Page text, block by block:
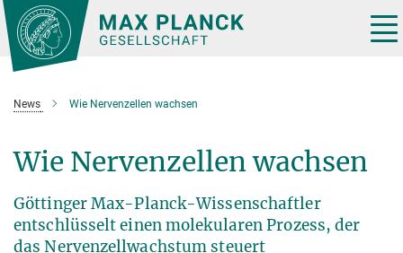
Hauptinhalt
News Wie Nervenzellen wachsen
Wie Nervenzellen wachsen
Göttinger Max-Planck-Wissenschaftler
entschlüsselt einen molekularen Prozess, der
das Nervenzellwachstum steuert